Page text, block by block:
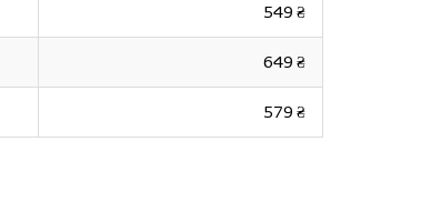
549 ₴
649 ₴
579 ₴